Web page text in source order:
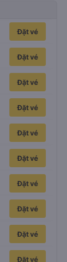
11h24p
Đặt vé
12h46p
Đặt vé
13h18p
Đặt vé
13h31p
Đặt vé
12h6pĐặt vé
13h15p
Đặt vé
11h52p
Đặt vé
28h22p
Đặt vé
28hĐặt vé
29h49p
Đặt vé